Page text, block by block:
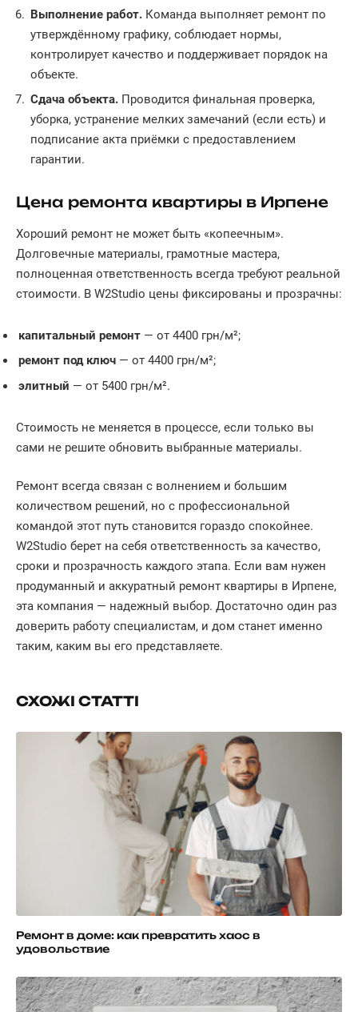
Выполнение работ. Команда выполняет ремонт по
утверждённому графику, соблюдает нормы,
контролирует качество и поддерживает порядок на
объекте.
Сдача объекта. Проводится финальная проверка,
уборка, устранение мелких замечаний (если есть) и
подписание акта приёмки с предоставлением
гарантии.
Цена ремонта квартиры в Ирпене
Хороший ремонт не может быть «копеечным».
Долговечные материалы, грамотные мастера,
полноценная ответственность всегда требуют реальной
стоимости. В W2Studio цены фиксированы и прозрачны:
капитальный ремонт — от 4400 грн/м²;
ремонт под ключ — от 4400 грн/м²;
элитный — от 5400 грн/м².
Стоимость не меняется в процессе, если только вы
сами не решите обновить выбранные материалы.
Ремонт всегда связан с волнением и большим
количеством решений, но с профессиональной
командой этот путь становится гораздо спокойнее.
W2Studio берет на себя ответственность за качество,
сроки и прозрачность каждого этапа. Если вам нужен
продуманный и аккуратный ремонт квартиры в Ирпене,
эта компания — надежный выбор. Достаточно один раз
доверить работу специалистам, и дом станет именно
таким, каким вы его представляете.
СХОЖІ СТАТТІ
Ремонт в доме: как превратить хаос в
удовольствие